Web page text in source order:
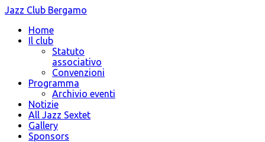
Jazz Club Bergamo
Home
Il club
Statuto
associativo
Convenzioni
Programma
Archivio eventi
Notizie
All Jazz Sextet
Gallery
Sponsors